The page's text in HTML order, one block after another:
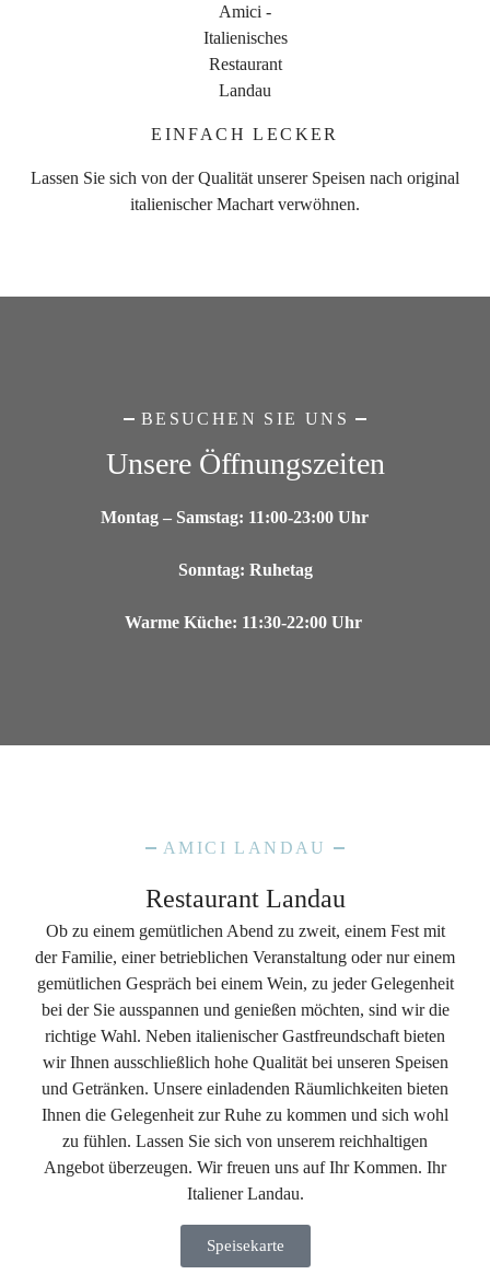
EINFACH LECKER
Lassen Sie sich von der Qualität unserer Speisen nach original
italienischer Machart verwöhnen.
BESUCHEN SIE UNS
Unsere Öffnungszeiten
Montag – Samstag: 11:00-23:00 Uhr
Sonntag: Ruhetag
Warme Küche: 11:30-22:00 Uhr
AMICI LANDAU
Restaurant Landau
Ob zu einem gemütlichen Abend zu zweit, einem Fest mit
der Familie, einer betrieblichen Veranstaltung oder nur einem
gemütlichen Gespräch bei einem Wein, zu jeder Gelegenheit
bei der Sie ausspannen und genießen möchten, sind wir die
richtige Wahl. Neben italienischer Gastfreundschaft bieten
wir Ihnen ausschließlich hohe Qualität bei unseren Speisen
und Getränken. Unsere einladenden Räumlichkeiten bieten
Ihnen die Gelegenheit zur Ruhe zu kommen und sich wohl
zu fühlen. Lassen Sie sich von unserem reichhaltigen
Angebot überzeugen. Wir freuen uns auf Ihr Kommen. Ihr
Italiener Landau.
Speisekarte